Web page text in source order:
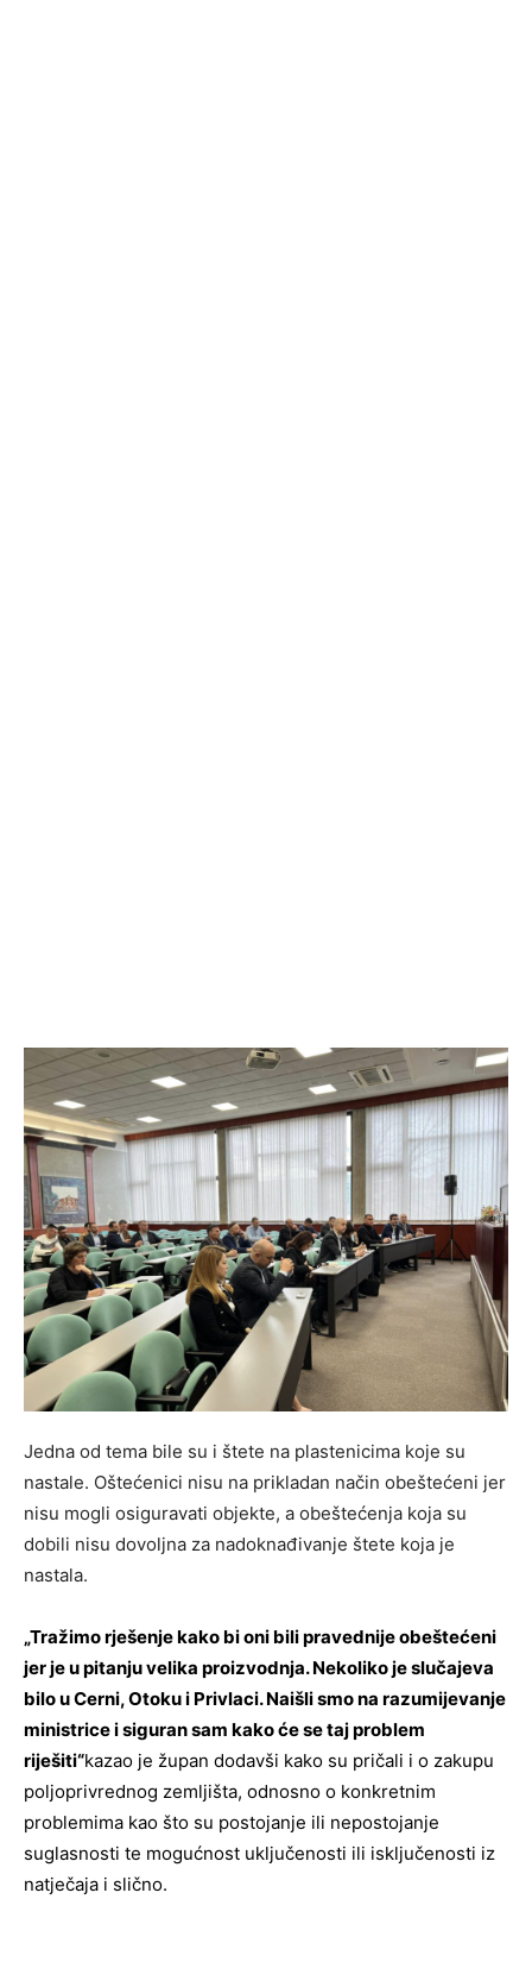
Jedna od tema bile su i štete na plastenicima koje su
nastale. Oštećenici nisu na prikladan način obeštećeni jer
nisu mogli osiguravati objekte, a obeštećenja koja su
dobili nisu dovoljna za nadoknađivanje štete koja je
nastala.
„Tražimo rješenje kako bi oni bili pravednije obeštećeni
jer je u pitanju velika proizvodnja. Nekoliko je slučajeva
bilo u Cerni, Otoku i Privlaci. Naišli smo na razumijevanje
ministrice i siguran sam kako će se taj problem
riješiti“kazao je župan dodavši kako su pričali i o zakupu
poljoprivrednog zemljišta, odnosno o konkretnim
problemima kao što su postojanje ili nepostojanje
suglasnosti te mogućnost uključenosti ili isključenosti iz
natječaja i slično.